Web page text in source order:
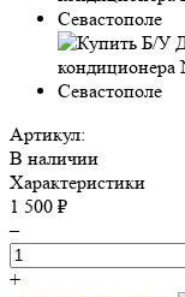
Артикул:
В наличии
Характеристики
1 500 ₽
–
+